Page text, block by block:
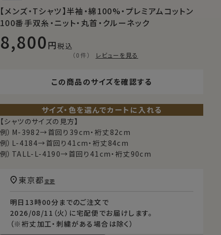
【メンズ・Tシャツ】半袖・綿100%・プレミアムコットン
100番手双糸・ニット・丸首・クルーネック
8,800 税込
（0件） レビューを見る
この商品のサイズを確認する
サイズ・色を選んでカートに入れる
【シャツのサイズの見方】
例）M-3982→首回り39cm・裄丈82cm
例）L-4184→首回り41cm・裄丈84cm
例）TALL-L-4190→首回り41cm・裄丈90cm
明日 13時00分 までのご注文で
2026/08/11（火） に宅配便 でお届けします。
（※裄丈加工・刺繍がある場合は除く）
東京都 変更